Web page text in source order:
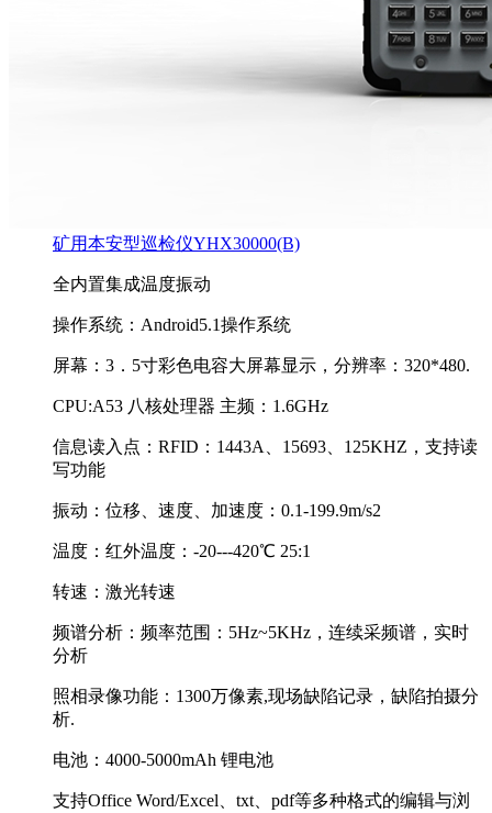
矿用本安型巡检仪YHX30000(B)
全内置集成温度振动
操作系统：Android5.1操作系统
屏幕：3．5寸彩色电容大屏幕显示，分辨率：320*480.
CPU:A53 八核处理器 主频：1.6GHz
信息读入点：RFID：1443A、15693、125KHZ，支持读
写功能
振动：位移、速度、加速度：0.1-199.9m/s2
温度：红外温度：-20---420℃ 25:1
转速：激光转速
频谱分析：频率范围：5Hz~5KHz，连续采频谱，实时
分析
照相录像功能：1300万像素,现场缺陷记录，缺陷拍摄分
析.
电池：4000-5000mAh 锂电池
支持Office Word/Excel、txt、pdf等多种格式的编辑与浏